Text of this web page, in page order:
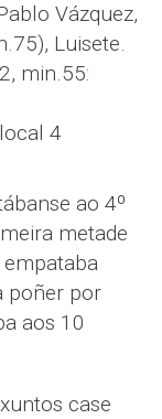
Vázquez,
Luisete.
min.55:
4
ao 4º
metade
poñer por
aos 10
case